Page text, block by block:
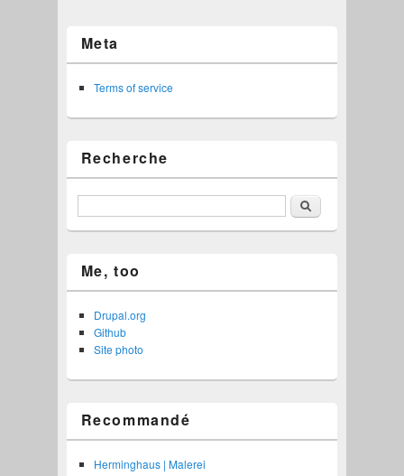
Meta
Terms of service
Recherche
Rechercher
Me, too
Drupal.org
Github
Site photo
Recommandé
Herminghaus | Malerei